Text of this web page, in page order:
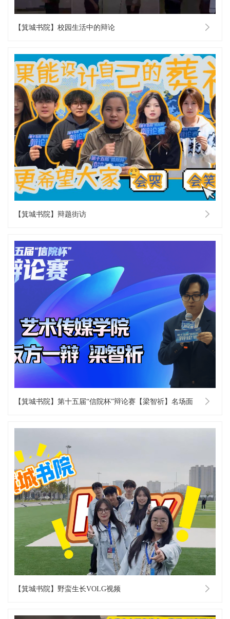
【箕城书院】校园生活中的辩论
【箕城书院】辩题街访
【箕城书院】第十五届“信院杯”辩论赛【梁智祈】名场面
【箕城书院】野蛮生长VOLG视频